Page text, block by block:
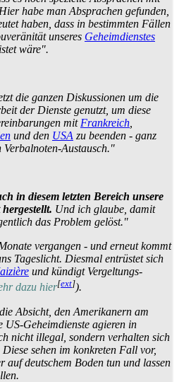
habe man Absprachen gefunden,
haben, dass in bestimmten Fällen
unseres Geheimdienstes
wäre".
die ganzen Diskussionen um die
der Dienste genutzt, um diese
mitFrankreich,
und den USA zu beenden - ganz
Austausch."
in diesem letzten Bereich unsere
Und ich glaube, damit
das Problem gelöst."
vergangen - und erneut kommt
Tageslicht. Diesmal entrüstet sich
und kündigt Vergeltungs­
dazu hier[ext]).
Absicht, den Amerikanern am
US-Geheimdienste agieren in
nicht illegal, sondern verhalten sich
Diese sehen im konkreten Fall vor,
auf deutschem Boden tun und lassen